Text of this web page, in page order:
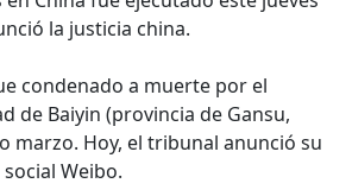
la justicia china.
condenado a muerte por el
de Baiyin (provincia de Gansu,
marzo. Hoy, el tribunal anunció su
Weibo.